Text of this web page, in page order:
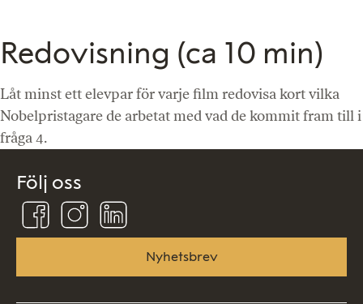
Redovisning (ca 10 min)
Låt minst ett elevpar för varje film redovisa kort vilka
Nobelpristagare de arbetat med vad de kommit fram till i
fråga 4.
Följ oss
Följ
oss
på
Följ
på
InstagramLinkedin
Nyhetsbrev